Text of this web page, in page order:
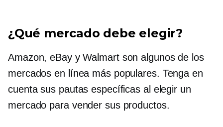
¿Qué mercado debe elegir?
Amazon, eBay y Walmart son algunos de los
mercados en línea más populares. Tenga en
cuenta sus pautas específicas al elegir un
mercado para vender sus productos.